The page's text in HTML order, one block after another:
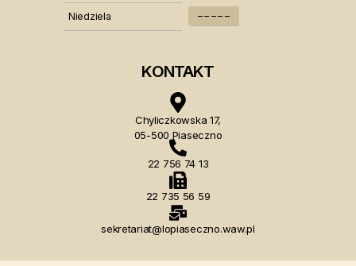
Niedziela – – – – –
KONTAKT
Chyliczkowska 17,
05-500 Piaseczno
22 756 74 13
22 735 56 59
sekretariat@lopiaseczno.waw.pl